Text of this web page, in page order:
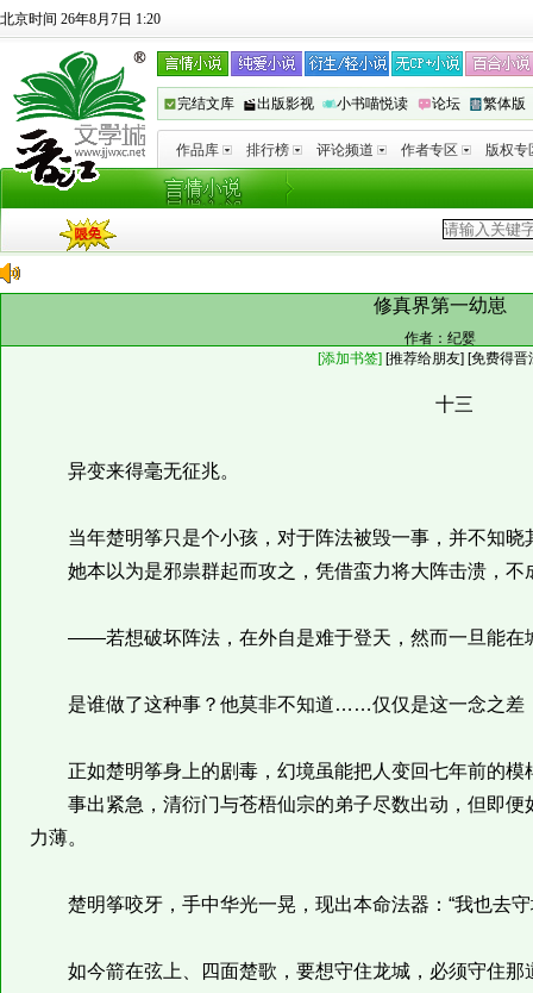
北京时间 26年8月7日 1:20
完结文库 出版影视 小书喵悦读 论坛 繁体版
作品库 排行榜 评论频道 作者专区 版权专
修真界第一幼崽
作者： 纪婴
[添加书签] [推荐给朋友] [免费得晋
十三
异变来得毫无征兆。
当年楚明筝只是个小孩，对于阵法被毁一事，并不知晓
她本以为是邪祟群起而攻之，凭借蛮力将大阵击溃，不
——若想破坏阵法，在外自是难于登天，然而一旦能在
是谁做了这种事？他莫非不知道……仅仅是这一念之差
正如楚明筝身上的剧毒，幻境虽能把人变回七年前的模
事出紧急，清衍门与苍梧仙宗的弟子尽数出动，但即便
力薄。
楚明筝咬牙，手中华光一晃，现出本命法器：“我也去守
如今箭在弦上、四面楚歌，要想守住龙城，必须守住那